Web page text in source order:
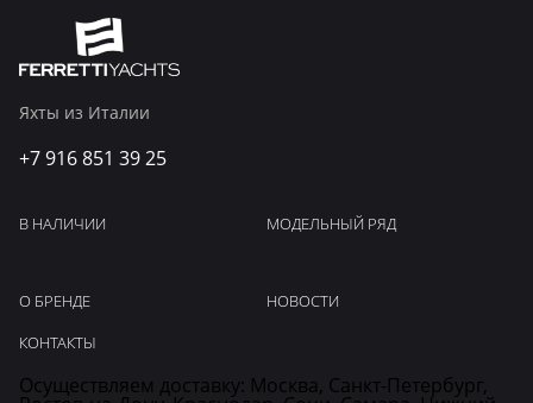
Яхты из Италии
+7 916 851 39 25
В НАЛИЧИИ МОДЕЛЬНЫЙ РЯД
О БРЕНДЕ
НОВОСТИ
КОНТАКТЫ
Осуществляем доставку: Москва, Санкт-Петербург,